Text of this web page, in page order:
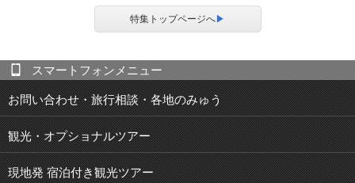
特集トップページへ▶
スマートフォンメニュー
お問い合わせ・旅行相談・各地のみゅう
観光・オプショナルツアー
現地発 宿泊付き観光ツアー